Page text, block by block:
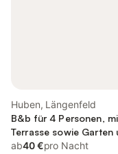
Huben, Längenfeld
B&b für 4 Personen,
Terrasse sowie Garten
ab40 €pro Nacht